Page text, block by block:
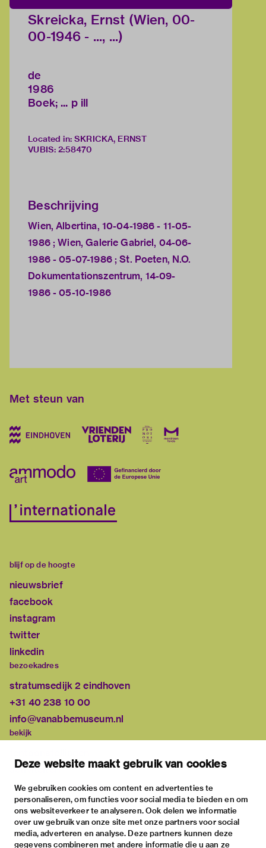
Deze website maakt gebruik van cookies
We gebruiken cookies om content en advertenties te
personaliseren, om functies voor social media te bieden en om
ons websiteverkeer te analyseren. Ook delen we informatie
over uw gebruik van onze site met onze partners voor social
media, adverteren en analyse. Deze partners kunnen deze
gegevens combineren met andere informatie die u aan ze
Skreicka, Ernst (Wien, 00-
00-1946 - ..., ...)
de
1986
Boek; ... p ill
Located in: SKRICKA, ERNST
VUBIS: 2:58470
Beschrijving
Wien, Albertina, 10-04-1986 - 11-05-
1986 ; Wien, Galerie Gabriel, 04-06-
1986 - 05-07-1986 ; St. Poeten, N.O.
Dokumentationszentrum, 14-09-
1986 - 05-10-1986
Met steun van
blijf op de hoogte
nieuwsbrief
facebook
instagram
twitter
linkedin
bezoekadres
stratumsedijk 2 eindhoven
+31 40 238 10 00
info@vanabbemuseum.nl
bekijk
activiteiten
praktische informatie
over
het museum
de collectie